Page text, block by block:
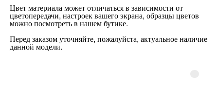
Цвет материала может отличаться в зависимости от
цветопередачи, настроек вашего экрана, образцы цветов
можно посмотреть в нашем бутике.
Перед заказом уточняйте, пожалуйста, актуальное наличие
данной модели.